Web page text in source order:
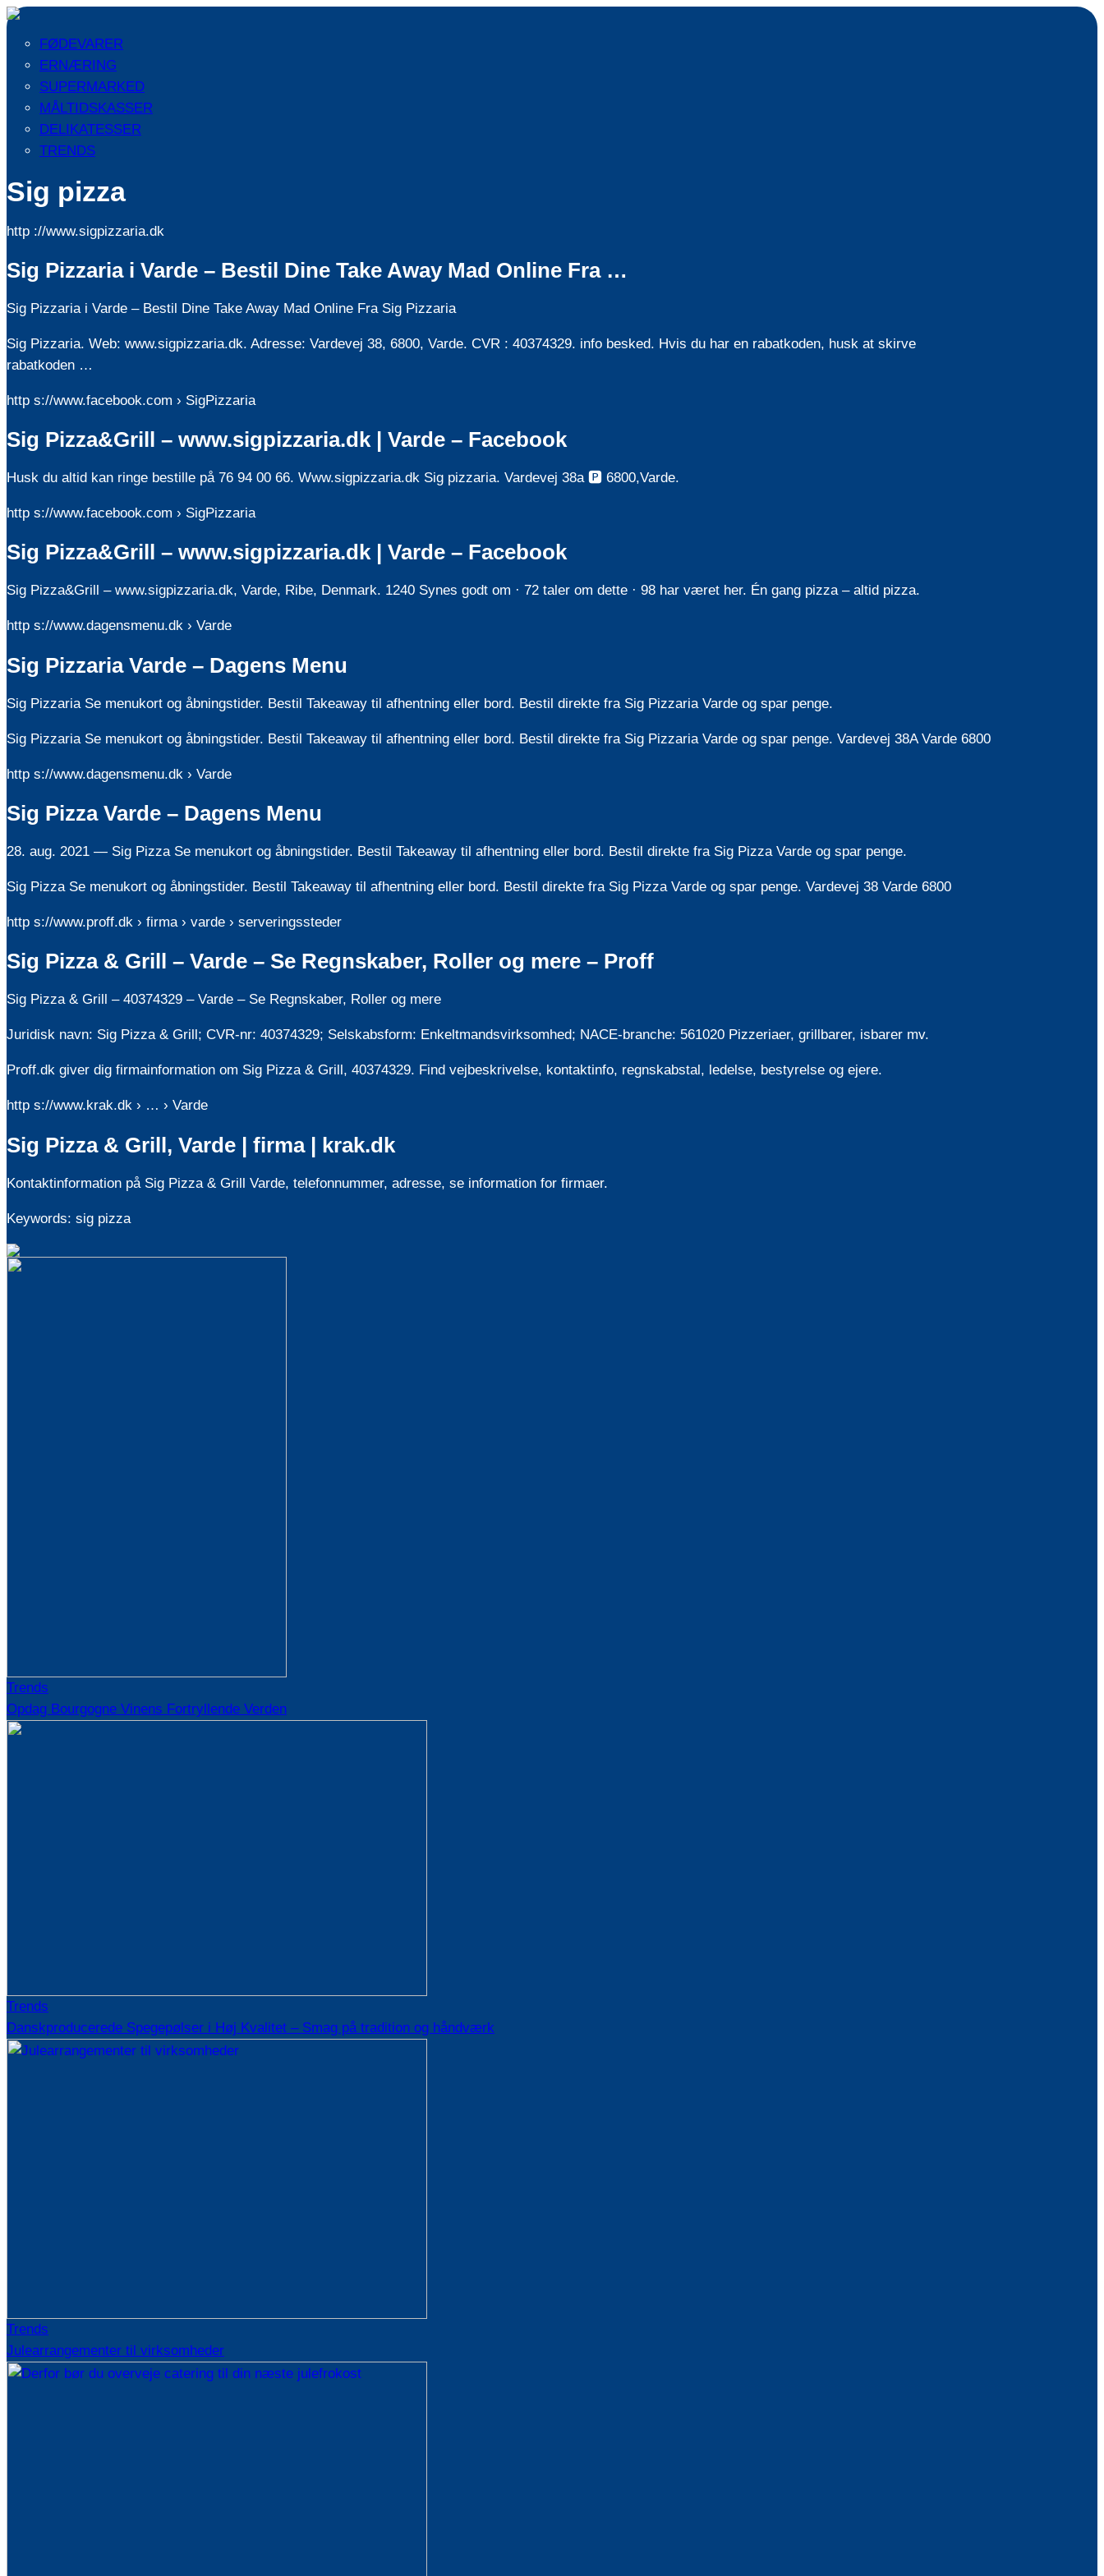
FØDEVARER
ERNÆRING
SUPERMARKED
MÅLTIDSKASSER
DELIKATESSER
TRENDS
Sig pizza
http ://www.sigpizzaria.dk
Sig Pizzaria i Varde – Bestil Dine Take Away Mad Online Fra …
Sig Pizzaria i Varde – Bestil Dine Take Away Mad Online Fra Sig Pizzaria
Sig Pizzaria. Web: www.sigpizzaria.dk. Adresse: Vardevej 38, 6800, Varde. CVR : 40374329. info besked. Hvis du har en rabatkoden, husk at skirve
rabatkoden …
http s://www.facebook.com › SigPizzaria
Sig Pizza&Grill – www.sigpizzaria.dk | Varde – Facebook
Husk du altid kan ringe bestille på 76 94 00 66. Www.sigpizzaria.dk Sig pizzaria. Vardevej 38a 🅿️ 6800,Varde.
http s://www.facebook.com › SigPizzaria
Sig Pizza&Grill – www.sigpizzaria.dk | Varde – Facebook
Sig Pizza&Grill – www.sigpizzaria.dk, Varde, Ribe, Denmark. 1240 Synes godt om · 72 taler om dette · 98 har været her. Én gang pizza – altid pizza.
http s://www.dagensmenu.dk › Varde
Sig Pizzaria Varde – Dagens Menu
Sig Pizzaria Se menukort og åbningstider. Bestil Takeaway til afhentning eller bord. Bestil direkte fra Sig Pizzaria Varde og spar penge.
Sig Pizzaria Se menukort og åbningstider. Bestil Takeaway til afhentning eller bord. Bestil direkte fra Sig Pizzaria Varde og spar penge. Vardevej 38A Varde 6800
http s://www.dagensmenu.dk › Varde
Sig Pizza Varde – Dagens Menu
28. aug. 2021 — Sig Pizza Se menukort og åbningstider. Bestil Takeaway til afhentning eller bord. Bestil direkte fra Sig Pizza Varde og spar penge.
Sig Pizza Se menukort og åbningstider. Bestil Takeaway til afhentning eller bord. Bestil direkte fra Sig Pizza Varde og spar penge. Vardevej 38 Varde 6800
http s://www.proff.dk › firma › varde › serveringssteder
Sig Pizza & Grill – Varde – Se Regnskaber, Roller og mere – Proff
Sig Pizza & Grill – 40374329 – Varde – Se Regnskaber, Roller og mere
Juridisk navn: Sig Pizza & Grill; CVR-nr: 40374329; Selskabsform: Enkeltmandsvirksomhed; NACE-branche: 561020 Pizzeriaer, grillbarer, isbarer mv.
Proff.dk giver dig firmainformation om Sig Pizza & Grill, 40374329. Find vejbeskrivelse, kontaktinfo, regnskabstal, ledelse, bestyrelse og ejere.
http s://www.krak.dk › … › Varde
Sig Pizza & Grill, Varde | firma | krak.dk
Kontaktinformation på Sig Pizza & Grill Varde, telefonnummer, adresse, se information for firmaer.
Keywords: sig pizza
Trends
Opdag Bourgogne Vinens Fortryllende Verden
Trends
Danskproducerede Spegepølser i Høj Kvalitet – Smag på tradition og håndværk
Trends
Julearrangementer til virksomheder